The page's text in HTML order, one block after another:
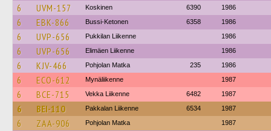
6 UVM-157 Koskinen 6390 1986
6 EBK-866 Bussi-Ketonen 6358 1986
6 UVP-656 Pukkilan Liikenne 1986
6 UVP-656 Elimäen Liikenne 1986
6 KJV-466 Pohjolan Matka 235 1986
6 ECO-612 Mynäliikenne 1987
6 BCE-715 Vekka Liikenne 6482 1987
6 BEI-110 Pakkalan Liikenne 6534 1987
6 ZAA-906 Pohjolan Matka 1987